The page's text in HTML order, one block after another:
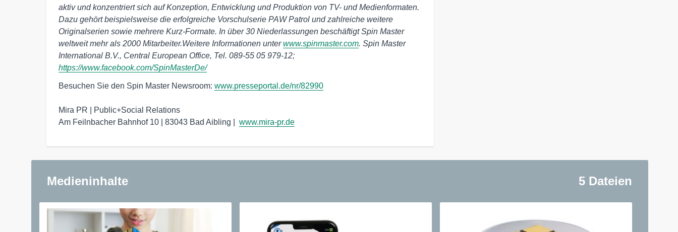
aktiv und konzentriert sich auf Konzeption, Entwicklung und Produktion von TV- und Medienformaten.
Dazu gehört beispielsweise die erfolgreiche Vorschulserie PAW Patrol und zahlreiche weitere
Originalserien sowie mehrere Kurz-Formate. In über 30 Niederlassungen beschäftigt Spin Master
weltweit mehr als 2000 Mitarbeiter.Weitere Informationen unterwww.spinmaster.com. Spin Master
International B.V., Central European Office, Tel. 089-55 05 979-12;
https://www.facebook.com/SpinMasterDe/
Besuchen Sie den Spin Master Newsroom: www.presseportal.de/nr/82990
Mira PR | Public+Social Relations
Am Feilnbacher Bahnhof 10 | 83043 Bad Aibling | www.mira-pr.de
Medieninhalte 5 Dateien